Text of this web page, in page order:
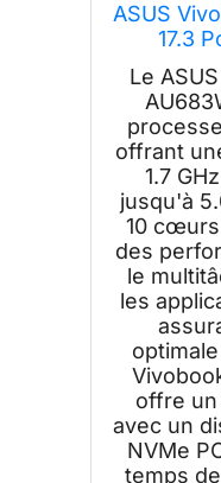
ASUS
17.3
Portable
i7-1355U,
Intel Iris
Le
offrant
1.7
jusqu'à
10 cœurs
des
le
les
offre
avec un
NVMe
temps